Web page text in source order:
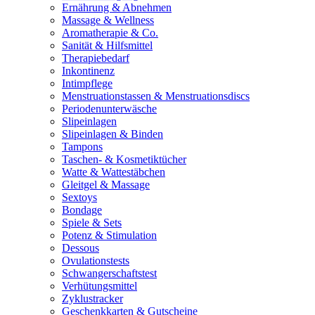
Ernährung & Abnehmen
Massage & Wellness
Aromatherapie & Co.
Sanität & Hilfsmittel
Therapiebedarf
Inkontinenz
Intimpflege
Menstruationstassen & Menstruationsdiscs
Periodenunterwäsche
Slipeinlagen
Slipeinlagen & Binden
Tampons
Taschen- & Kosmetiktücher
Watte & Wattestäbchen
Gleitgel & Massage
Sextoys
Bondage
Spiele & Sets
Potenz & Stimulation
Dessous
Ovulationstests
Schwangerschaftstest
Verhütungsmittel
Zyklustracker
Geschenkkarten & Gutscheine